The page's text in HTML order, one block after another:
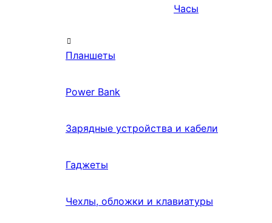
Часы
Планшеты
Power Bank
Зарядные устройства и кабели
Гаджеты
Чехлы, обложки и клавиатуры